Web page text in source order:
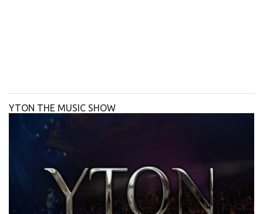
YTON THE MUSIC SHOW